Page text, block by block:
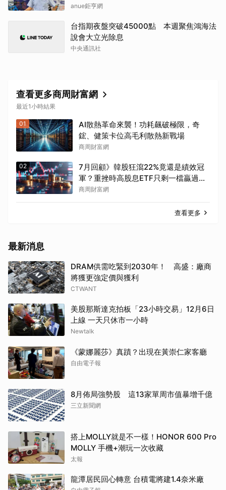
anue鉅亨網
台指期夜盤突破45000點 本週聚焦鴻海法
說會大立光除息
中央通訊社
查看更多商周財富網
最近1小時結果
01
AI散熱革命來襲！功耗飆破極限，奇
鋐、健策卡位高毛利散熱新戰場
商周財富網
02
7月回顧》韓股狂瀉22%竟還是績效冠
軍？重挫時高股息ETF只剩一檔贏過
0050
商周財富網
查看更多
最新消息
DRAM供需吃緊到2030年！ 高盛：廠商
將獲更強定價與獲利
CTWANT
美股那斯達克拍板「23小時交易」12月6日
上線 一天只休市一小時
Newtalk
《蒙娜麗莎》真蹟？出現在黃崇仁家客廳
自由電子報
8月佈局強勢股 這13家單周市值暴增千億
三立新聞網
搭上MOLLY就是不一樣！HONOR 600 Pro
MOLLY 手機+潮玩一次收藏
太報
龍潭居民回心轉意 台積電將建1.4奈米廠